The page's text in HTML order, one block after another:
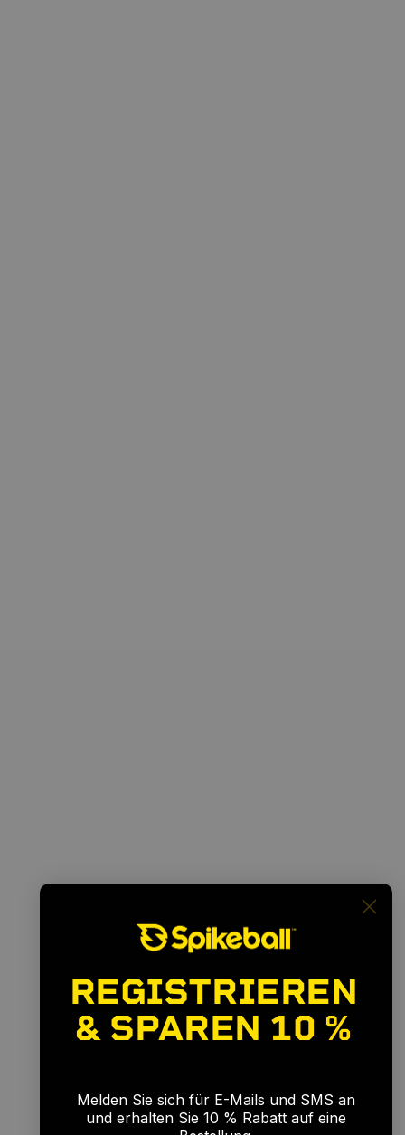
REGISTRIEREN
& SPAREN 10 %
Melden Sie sich für E-Mails und SMS an
und erhalten Sie 10 % Rabatt auf eine